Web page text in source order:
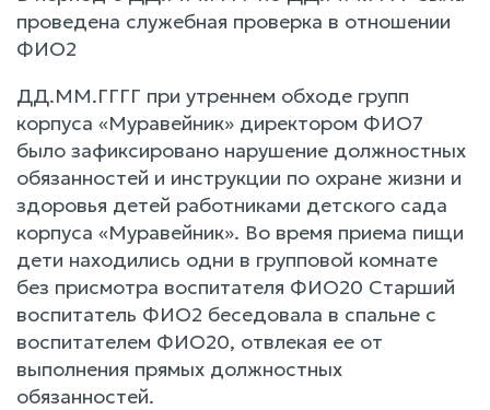
проведена служебная проверка в отношении
ФИО2
ДД.ММ.ГГГГ при утреннем обходе групп
корпуса «Муравейник» директором ФИО7
было зафиксировано нарушение должностных
обязанностей и инструкции по охране жизни и
здоровья детей работниками детского сада
корпуса «Муравейник». Во время приема пищи
дети находились одни в групповой комнате
без присмотра воспитателя ФИО20 Старший
воспитатель ФИО2 беседовала в спальне с
воспитателем ФИО20, отвлекая ее от
выполнения прямых должностных
обязанностей.